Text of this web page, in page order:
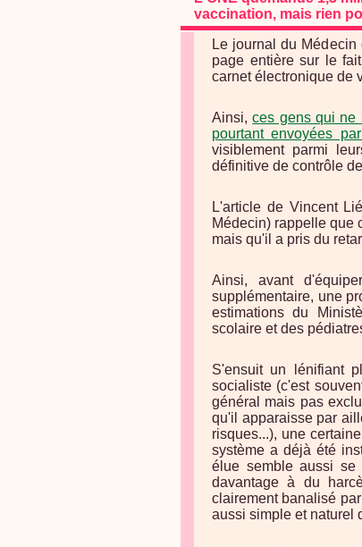
vaccination, mais rien
Le journal du
page entière sur le
carnet électronique de
Ainsi,ces gens qui ne
pourtant envoyées
visiblement parmi
définitive de contrôle
L'article de Vincent
Médecin) rappelle que
mais qu'il a pris du
Ainsi, avant
supplémentaire, une
estimations du
scolaire et des
S'ensuit un lénifiant
socialiste (c'est
général mais pas
qu'il apparaisse par
risques...), une
système a déjà été
élue semble aussi se
davantage à du
clairement banalisé
aussi simple et naturel